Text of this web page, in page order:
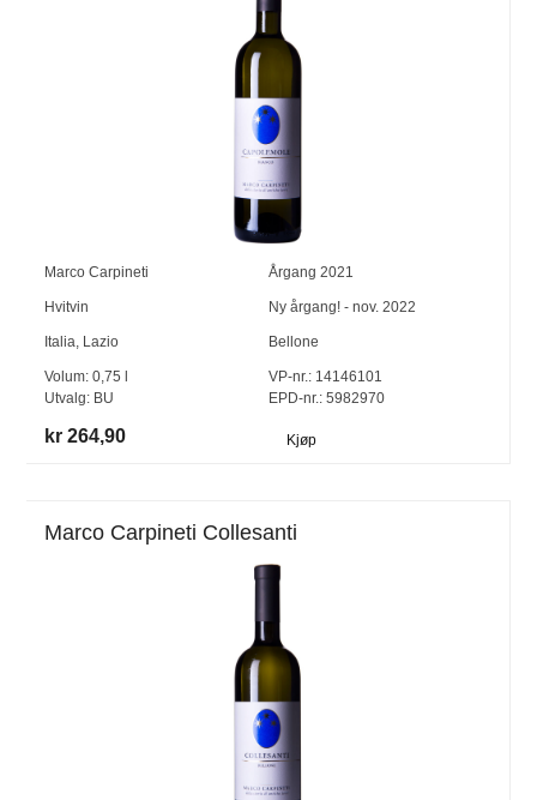
Marco Carpineti Årgang 2021
Hvitvin Ny årgang! - nov. 2022
Italia, Lazio Bellone
Volum:0,75
Utvalg: BU
VP-nr.:14146101
EPD-nr.: 5982970
kr 264,90 Kjøp
Marco Carpineti Collesanti